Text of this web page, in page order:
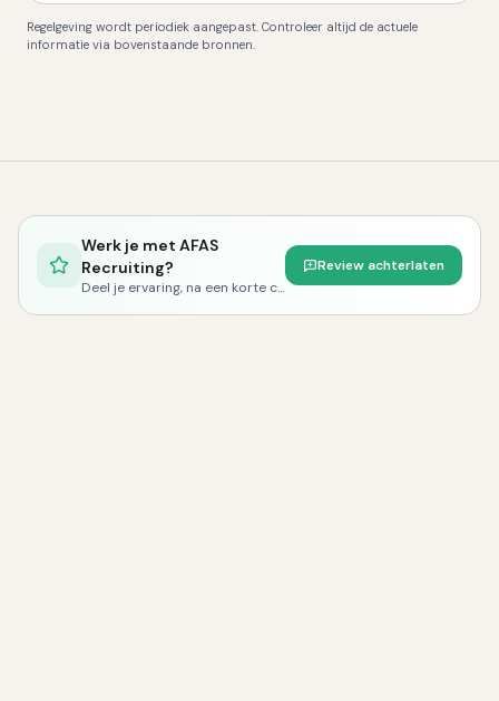
Regelgeving wordt periodiek aangepast. Controleer altijd de actuele
informatie via bovenstaande bronnen.
Werk je met AFAS
Recruiting?
Deel je ervaring, na een korte controle publiceren we je review.
Review achterlaten